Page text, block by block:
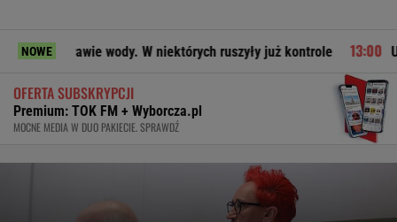
NOWEwody. W niektórych ruszyły już kontrole Ukraiński
OFERTA SUBSKRYPCJI
Premium: TOK FM + Wyborcza.pl
MOCNE MEDIA W DUO PAKIECIE. SPRAWDŹ